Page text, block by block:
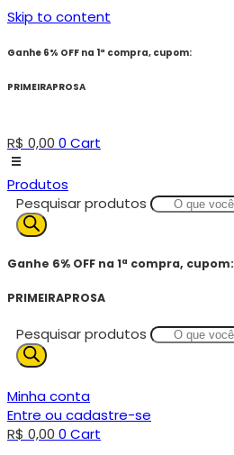
Skip to content
Ganhe 6% OFF na 1ª compra, cupom:
PRIMEIRAPROSA
R$ 0,00 0 Cart
Produtos
Pesquisar produtos
Ganhe 6% OFF na 1ª compra, cupom:
PRIMEIRAPROSA
Pesquisar produtos
Minha conta
Entre ou cadastre-se
R$ 0,00 0 Cart